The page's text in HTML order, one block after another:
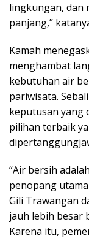
lingkungan, dan
panjang,”
Kamah
menghambat
kebutuhan air
pariwisata.
keputusan yang
pilihan terbaik
“Air bersih
penopang
Gili Trawangan
jauh lebih besar
Karena itu,